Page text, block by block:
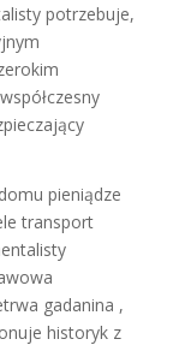
potrzebuje,
pieniądze
transport
gadanina ,
historyk z